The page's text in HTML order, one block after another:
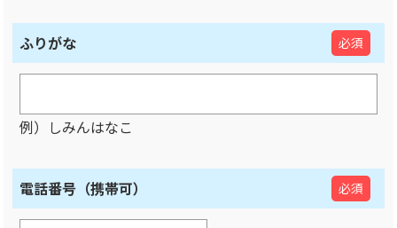
ふりがな 必須
例）しみんはなこ
電話番号（携帯可） 必須